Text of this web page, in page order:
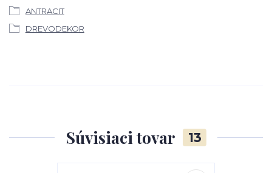
ANTRACIT
DREVODEKOR
Súvisiaci tovar 13